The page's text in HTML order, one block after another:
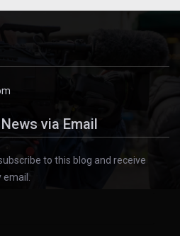
via Email
to this blog and receive